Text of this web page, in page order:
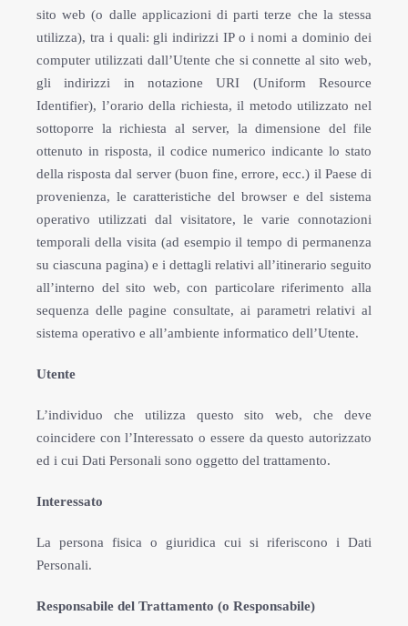
sito web (o dalle applicazioni di parti terze che la stessa
utilizza), tra i quali: gli indirizzi IP o i nomi a dominio dei
computer utilizzati dall’Utente che si connette al sito web,
gli indirizzi in notazione URI (Uniform Resource
Identifier), l’orario della richiesta, il metodo utilizzato nel
sottoporre la richiesta al server, la dimensione del file
ottenuto in risposta, il codice numerico indicante lo stato
della risposta dal server (buon fine, errore, ecc.) il Paese di
provenienza, le caratteristiche del browser e del sistema
operativo utilizzati dal visitatore, le varie connotazioni
temporali della visita (ad esempio il tempo di permanenza
su ciascuna pagina) e i dettagli relativi all’itinerario seguito
all’interno del sito web, con particolare riferimento alla
sequenza delle pagine consultate, ai parametri relativi al
sistema operativo e all’ambiente informatico dell’Utente.
Utente
L’individuo che utilizza questo sito web, che deve
coincidere con l’Interessato o essere da questo autorizzato
ed i cui Dati Personali sono oggetto del trattamento.
Interessato
La persona fisica o giuridica cui si riferiscono i Dati
Personali.
Responsabile del Trattamento (o Responsabile)